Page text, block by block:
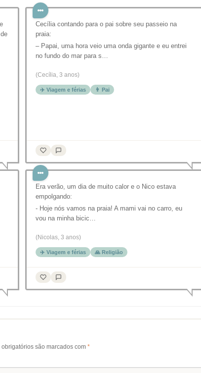
Cecília contando para o pai sobre seu passeio na
praia:
– Papai, uma hora veio uma onda gigante e eu entrei
no fundo do mar para s…
(Cecília, 3 anos)
✈️ Viagem e férias 👨 Pai
Era verão, um dia de muito calor e o Nico estava
empolgando:
- Hoje nós vamos na praia! A mami vai no carro, eu
vou na minha bicic…
(Nicolas, 3 anos)
✈️ Viagem e férias 🙏 Religião
obrigatórios são marcados com *